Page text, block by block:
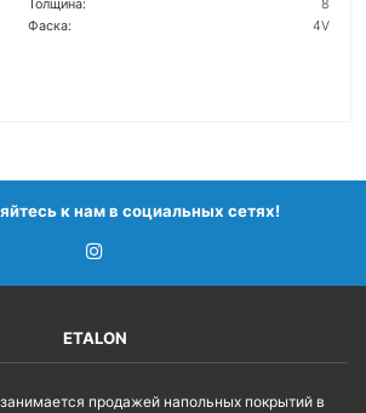
Толщина:
8
Фаска:
4V
к нам в социальных сетях!
ETALON
продажей напольных покрытий в